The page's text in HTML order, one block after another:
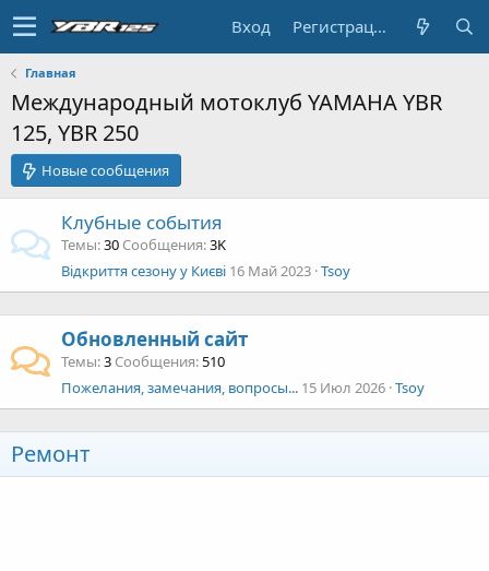
Вход Регистрация
Главная
Международный мотоклуб YAMAHA YBR
125, YBR 250
Новые сообщения
Клубные события
Темы 30 Сообщения 3K
Відкриття сезону у Києві 16 Май 2023 Tsoy
Обновленный сайт
Темы 3 Сообщения 510
Пожелания, замечания, вопросы... 15 Июл 2026 Tsoy
Ремонт